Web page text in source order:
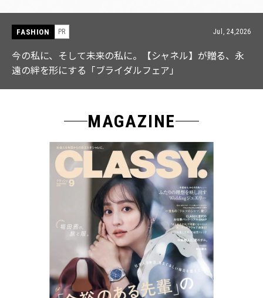
FASHION PR Jul, 15,2026
【ICB】人気インフルエンサーと共同制作! 週5で着たく
なる「名品ブラウス」２選
MAGAZINE